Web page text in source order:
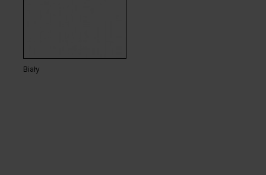
Biały